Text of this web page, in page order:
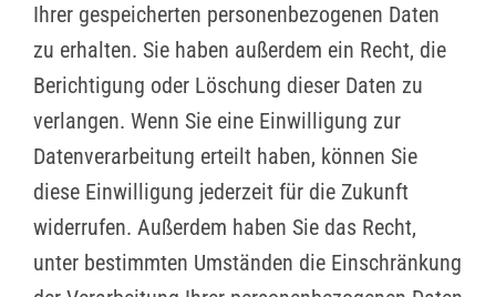
Ihrer gespeicherten personenbezogenen Daten
zu erhalten. Sie haben außerdem ein Recht, die
Berichtigung oder Löschung dieser Daten zu
verlangen. Wenn Sie eine Einwilligung zur
Datenverarbeitung erteilt haben, können Sie
diese Einwilligung jederzeit für die Zukunft
widerrufen. Außerdem haben Sie das Recht,
unter bestimmten Umständen die Einschränkung